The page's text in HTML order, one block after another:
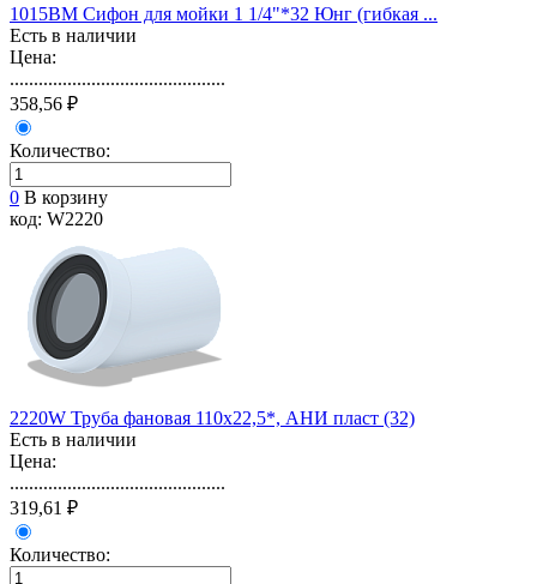
1015BM Сифон для мойки 1 1/4"*32 Юнг (гибкая ...
Есть в наличии
Цена:
.............................................
358,56 ₽
Количество:
0 В корзину
код: W2220
2220W Труба фановая 110х22,5*, АНИ пласт (32)
Есть в наличии
Цена:
.............................................
319,61 ₽
Количество: